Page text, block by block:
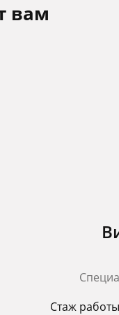
вам
Стаж